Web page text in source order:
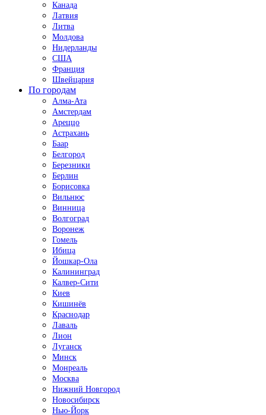
Канада
Латвия
Литва
Молдова
Нидерланды
США
Франция
Швейцария
По городам
Алма-Ата
Амстердам
Ареццо
Астрахань
Баар
Белгород
Березники
Берлин
Борисовка
Вильнюс
Винница
Волгоград
Воронеж
Гомель
Ибица
Йошкар-Ола
Калининград
Калвер-Сити
Киев
Кишинёв
Краснодар
Лаваль
Лион
Луганск
Минск
Монреаль
Москва
Нижний Новгород
Новосибирск
Нью-Йорк